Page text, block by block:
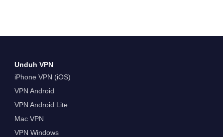
Unduh VPN
iPhone VPN (iOS)
VPN Android
VPN Android Lite
Mac VPN
VPN Windows